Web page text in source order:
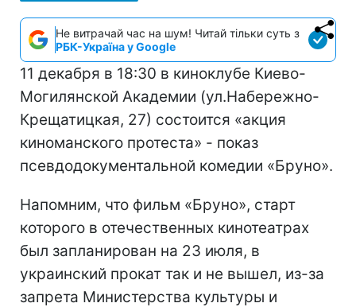
Не витрачай час на шум! Читай тільки суть з
РБК-Україна у Google
11 декабря в 18:30 в киноклубе Киево-
Могилянской Академии (ул.Набережно-
Крещатицкая, 27) состоится «акция
киноманского протеста» - показ
псевдодокументальной комедии «Бруно».
Напомним, что фильм «Бруно», старт
которого в отечественных кинотеатрах
был запланирован на 23 июля, в
украинский прокат так и не вышел, из-за
запрета Министерства культуры и